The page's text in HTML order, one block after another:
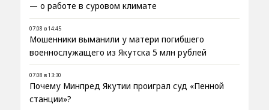
— о работе в суровом климате
07.08 в 14:45
Мошенники выманили у матери погибшего
военнослужащего из Якутска 5 млн рублей
07.08 в 13:30
Почему Минпред Якутии проиграл суд «Пенной
станции»?